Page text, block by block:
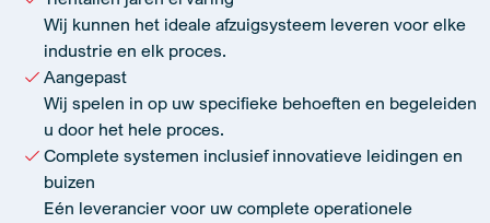
Wij kunnen het ideale afzuigsysteem leveren voor elke
industrie en elk proces.
Aangepast
Wij spelen in op uw specifieke behoeften en begeleiden
u door het hele proces.
Complete systemen inclusief innovatieve leidingen en
buizen
Eén leverancier voor uw complete operationele